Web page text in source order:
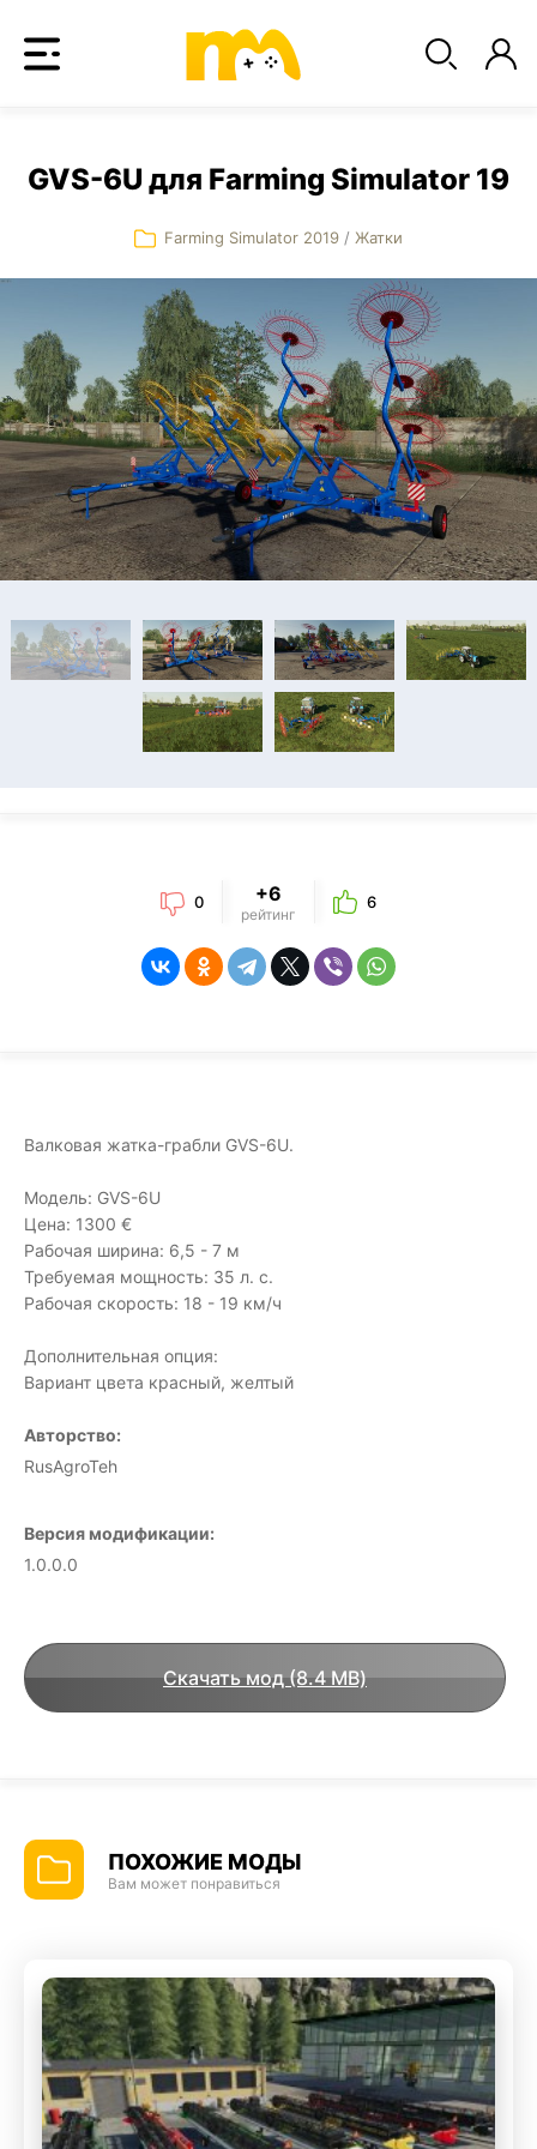
GVS-6U для Farming Simulator 19
Farming Simulator 2019 / Жатки
0 +6
рейтинг
6
Валковая жатка-грабли GVS-6U.
Модель: GVS-6U
Цена: 1300 €
Рабочая ширина: 6,5 - 7 м
Требуемая мощность: 35 л. с.
Рабочая скорость: 18 - 19 км/ч
Дополнительная опция:
Вариант цвета красный, желтый
Авторство:
RusAgroTeh
Версия модификации:
1.0.0.0
Скачать мод (8.4 MB)
ПОХОЖИЕ МОДЫ
Вам может понравиться